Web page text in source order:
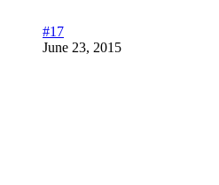
#17
June 23, 2015